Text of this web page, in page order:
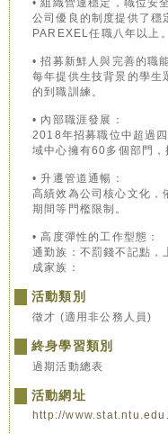
• 組織營運穩定，職位安
公司優良的制度提供了穩
PAREXEL任職八年以上。
• 招募新鮮人與完善的職
每年提供生技背景的學生
的到職訓練。
• 內部職涯發展：
2018年招募職位中超過
域中心擁有60多個部門，
• 升遷管道通暢：
高績效為公司核心文化，
期間等門檻限制。
• 高度彈性的工作型態：
通勤族：不罰錢不記點，
成家族：
活動類別
徵才 (適用非公務人員)
終身學習類別
過期活動總表
活動網址
http://